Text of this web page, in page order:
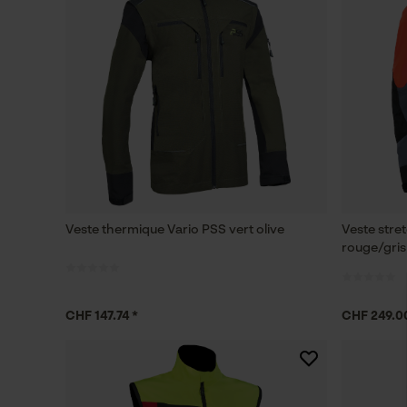
Veste thermique Vario PSS vert olive
CHF 147.74 *
Veste
rouge/gris
CHF